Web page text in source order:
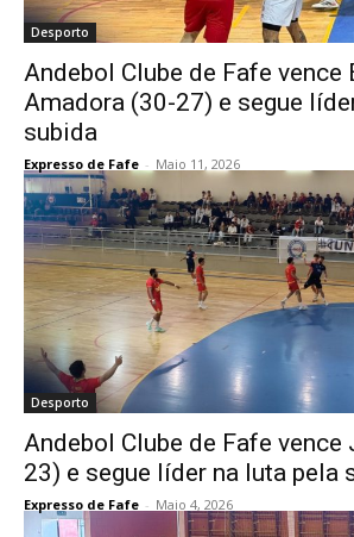
Desporto
Andebol Clube de Fafe vence
Amadora (30-27) e segue
subida
Expresso de Fafe - Maio 11, 2026
Desporto
Andebol Clube de Fafe vence
23) e segue líder na luta pela
Expresso de Fafe - Maio 4, 2026